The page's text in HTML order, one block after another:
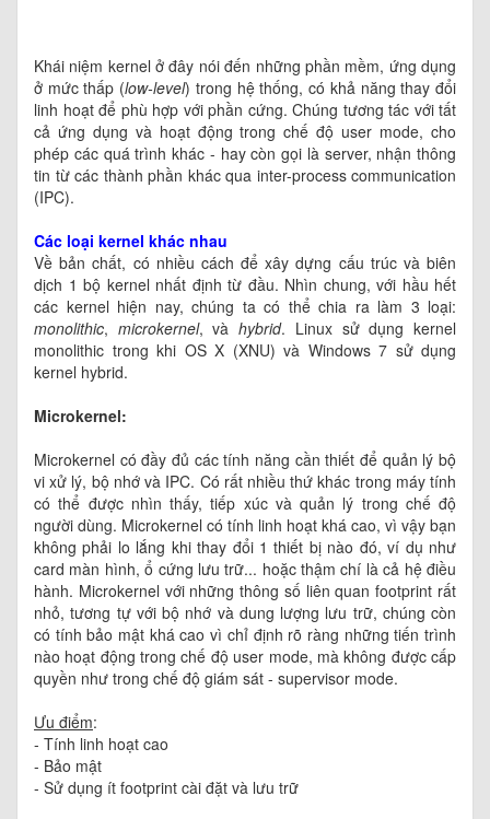
Khái niệm kernel ở đây nói đến những phần mềm, ứng dụng
ở mức thấp (low-level) trong hệ thống, có khả năng thay đổi
linh hoạt để phù hợp với phần cứng. Chúng tương tác với tất
cả ứng dụng và hoạt động trong chế độ user mode, cho
phép các quá trình khác - hay còn gọi là server, nhận thông
tin từ các thành phần khác qua inter-process communication
(IPC).
Các loại kernel khác nhau
Về bản chất, có nhiều cách để xây dựng cấu trúc và biên
dịch 1 bộ kernel nhất định từ đầu. Nhìn chung, với hầu hết
các kernel hiện nay, chúng ta có thể chia ra làm 3 loại:
monolithic, microkernel, vàhybrid. Linux sử dụng kernel
monolithic trong khi OS X (XNU) và Windows 7 sử dụng
kernel hybrid.
Microkernel:
Microkernel có đầy đủ các tính năng cần thiết để quản lý bộ
vi xử lý, bộ nhớ và IPC. Có rất nhiều thứ khác trong máy tính
có thể được nhìn thấy, tiếp xúc và quản lý trong chế độ
người dùng. Microkernel có tính linh hoạt khá cao, vì vậy bạn
không phải lo lắng khi thay đổi 1 thiết bị nào đó, ví dụ như
card màn hình, ổ cứng lưu trữ... hoặc thậm chí là cả hệ điều
hành. Microkernel với những thông số liên quan footprint rất
nhỏ, tương tự với bộ nhớ và dung lượng lưu trữ, chúng còn
có tính bảo mật khá cao vì chỉ định rõ ràng những tiến trình
nào hoạt động trong chế độ user mode, mà không được cấp
quyền như trong chế độ giám sát - supervisor mode.
Ưu điểm:
- Tính linh hoạt cao
- Bảo mật
- Sử dụng ít footprint cài đặt và lưu trữ